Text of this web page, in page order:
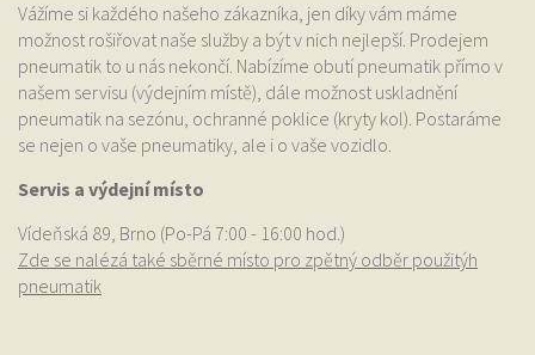
Vážíme si každého našeho zákazníka, jen díky vám máme
možnost rošiřovat naše služby a být v nich nejlepší. Prodejem
pneumatik to u nás nekončí. Nabízíme obutí pneumatik přímo v
našem servisu (výdejním místě), dále možnost uskladnění
pneumatik na sezónu, ochranné poklice (kryty kol). Postaráme
se nejen o vaše pneumatiky, ale i o vaše vozidlo.
Servis a výdejní místo
Vídeňská 89, Brno (Po-Pá 7:00 - 16:00 hod.)
Zde se nalézá také sběrné místo pro zpětný odběr použitýh
pneumatik